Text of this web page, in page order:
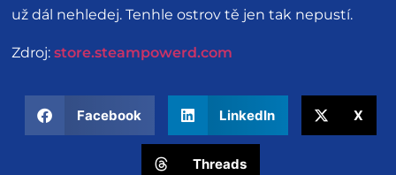
už dál nehledej. Tenhle ostrov tě jen tak nepustí.
Zdroj: store.steampowerd.com
Facebook LinkedIn X
Threads